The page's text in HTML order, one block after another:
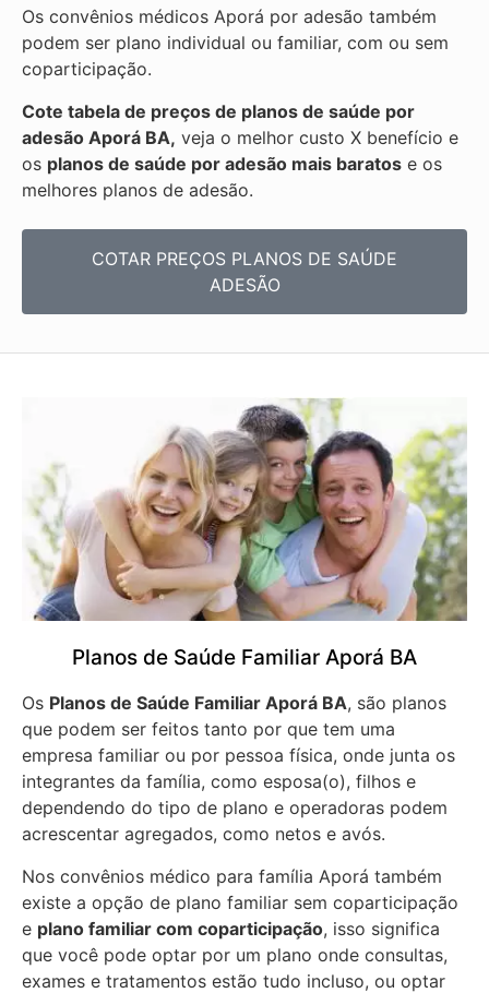
Os convênios médicos Aporá por adesão também
podem ser plano individual ou familiar, com ou sem
coparticipação.
Cote tabela de preços de planos de saúde por
adesão Aporá BA, veja o melhor custo X benefício e
os planos de saúde por adesão mais baratos e os
melhores planos de adesão.
COTAR PREÇOS PLANOS DE SAÚDE
ADESÃO
Planos de Saúde Familiar Aporá BA
Os Planos de Saúde Familiar Aporá BA, são planos
que podem ser feitos tanto por que tem uma
empresa familiar ou por pessoa física, onde junta os
integrantes da família, como esposa(o), filhos e
dependendo do tipo de plano e operadoras podem
acrescentar agregados, como netos e avós.
Nos convênios médico para família Aporá também
existe a opção de plano familiar sem coparticipação
e plano familiar com coparticipação, isso significa
que você pode optar por um plano onde consultas,
exames e tratamentos estão tudo incluso, ou optar